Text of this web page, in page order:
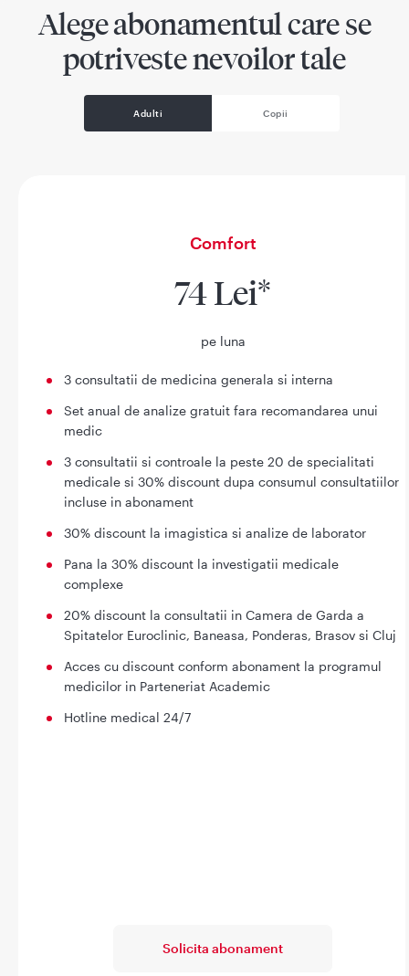
Alege abonamentul care se
potriveste nevoilor tale
Adulti Copii
Comfort
74 Lei*
pe luna
3 consultatii de medicina generala si interna
Set anual de analize gratuit fara recomandarea unui
medic
3 consultatii si controale la peste 20 de specialitati
medicale si 30% discount dupa consumul consultatiilor
incluse in abonament
30% discount la imagistica si analize de laborator
Pana la 30% discount la investigatii medicale
complexe
20% discount la consultatii in Camera de Garda a
Spitatelor Euroclinic, Baneasa, Ponderas, Brasov si Cluj
Acces cu discount conform abonament la programul
medicilor in Parteneriat Academic
Hotline medical 24/7
Solicita abonament